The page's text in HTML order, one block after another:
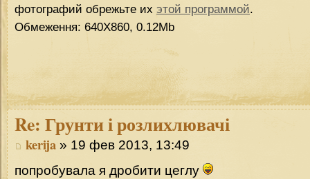
фотографий обрежьте их этой программой.
Обмеження: 640Х860, 0.12Mb
Re: Грунти і розлихлювачі
kerija » 19 фев 2013, 13:49
попробувала я дробити цеглу